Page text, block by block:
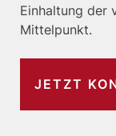
Einhaltung der
Mittelpunkt.
JETZT